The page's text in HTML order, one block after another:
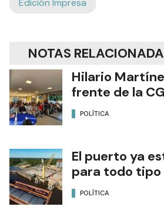
Edición Impresa
NOTAS
Hilario
frente de la
POLÍTICA
El puerto ya
para todo tipo
POLÍTICA